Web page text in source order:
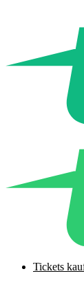
Tickets